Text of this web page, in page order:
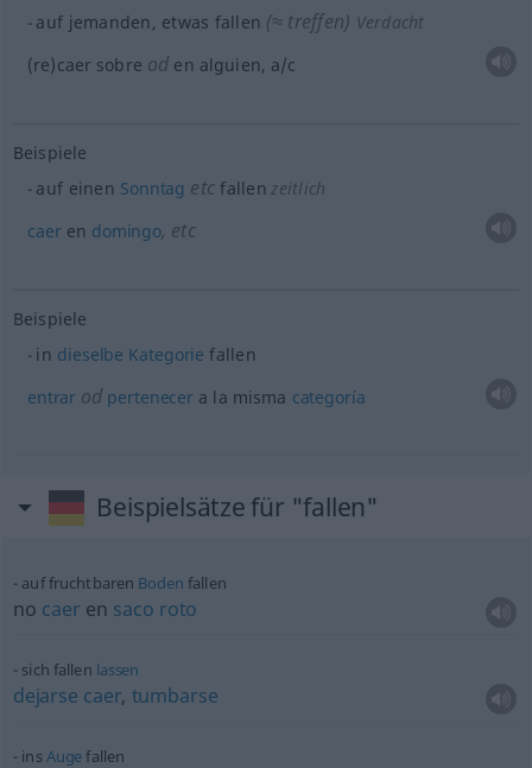
auf jemanden, etwas fallen (≈ treffen) Verdacht
(re)caer sobre od en alguien, a/c
Beispiele
auf einen Sonntag etc fallen zeitlich
caeren domingo, etc
Beispiele
in dieselbe Kategorie fallen
entrar od pertenecer a la misma categoría
Beispielsätze für "fallen"
auf fruchtbaren Boden fallen
no caer en saco roto
sich fallen lassen
dejarse caer, tumbarse
insAugefallen